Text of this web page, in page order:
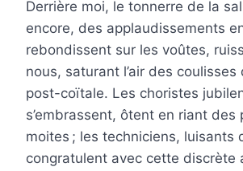
Derrière moi, le tonnerre de la
encore, des applaudissements
rebondissent sur les voûtes,
nous, saturant l’air des coulisses
post-coïtale. Les choristes
s’embrassent, ôtent en riant des
moites ; les techniciens, luisants
congratulent avec cette discrète